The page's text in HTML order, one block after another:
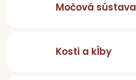
Močová sústava
Kosti a kĺby